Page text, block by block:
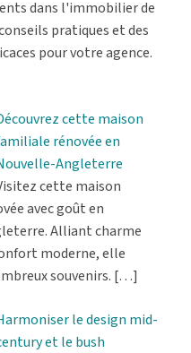
dans l'immobilier de
pratiques et des
pour votre agence.
cette maison
rénovée en
Angleterre
cette maison
avec goût en
Alliant charme
moderne, elle
souvenirs. […]
le design mid-
et le bush